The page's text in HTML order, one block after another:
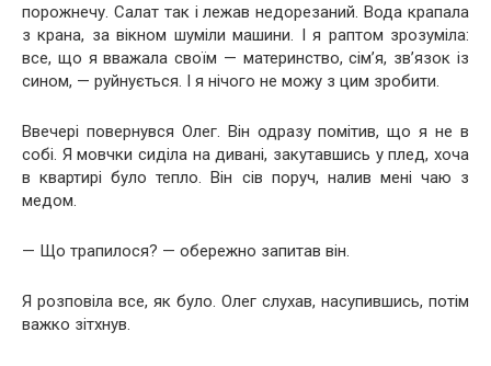
порожнечу. Салат так і лежав недорезаний. Вода крапала
з крана, за вікном шуміли машини. І я раптом зрозуміла:
все, що я вважала своїм — материнство, сім’я, зв’язок із
сином, — руйнується. І я нічого не можу з цим зробити.
Ввечері повернувся Олег. Він одразу помітив, що я не в
собі. Я мовчки сиділа на дивані, закутавшись у плед, хоча
в квартирі було тепло. Він сів поруч, налив мені чаю з
медом.
— Що трапилося? — обережно запитав він.
Я розповіла все, як було. Олег слухав, насупившись, потім
важко зітхнув.